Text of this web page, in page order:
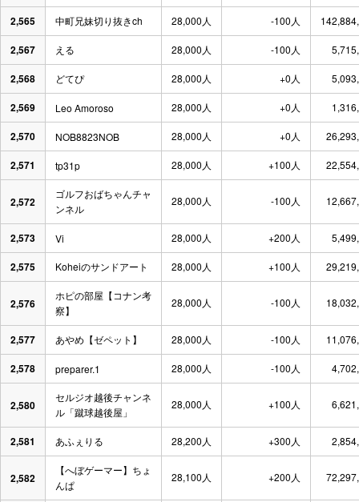
2,565 中町兄妹切り抜きch 28,000人 -100人
2,567 える 28,000人 -100人
2,568 どてぴ 28,000人 +0人
2,569 Leo Amoroso 28,000人 +0人
2,570 NOB8823NOB 28,000人 +0人
2,571 tp31p 28,000人 +100人
2,572
ゴルフおばちゃんチャ
ンネル
28,000人 -100人
2,573 Vi 28,000人 +200人
2,575 Koheiのサンドアート 28,000人 +100人
2,576
ホピの部屋【コナン考
察】
28,000人 -100人
2,577 あやめ【ゼペット】 28,000人 -100人
2,578 preparer.1 28,000人 -100人
2,580
セルジオ越後チャンネ
ル「蹴球越後屋」
28,000人 +100人
2,581 あふぇりる 28,200人 +300人
2,582
【へぼゲーマー】ちょ
んぱ
28,100人 +200人